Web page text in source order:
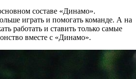
составе «Динамо».
играть и помогать команде. А на
работать и ставить только самые
вместе с «Динамо».